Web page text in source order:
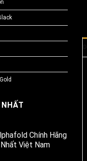
Chính Hãng
Việt Nam